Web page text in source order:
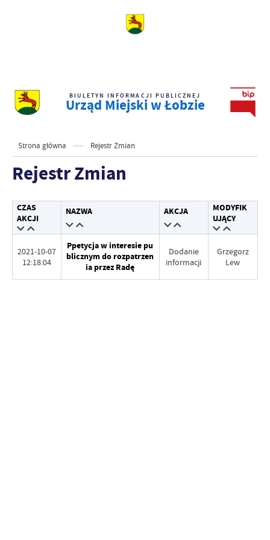
BIULETYN INFORMACJI PUBLICZNEJ
Urząd Miejski w Łobzie
Strona główna Rejestr Zmian
Rejestr Zmian
CZAS
AKCJI
NAZWA AKCJA
MODYFIK
UJĄCY
2021-10-07
12:18:04
Ppetycja w interesie pu
blicznym do rozpatrzen
ia przez Radę
Dodanie
informacji
Grzegorz
Lew